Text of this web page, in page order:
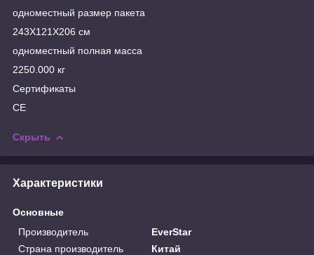
одноместный размер пакета
243X121X206 см
одноместный полная масса
2250.000 кг
Сертификаты
СЕ
Скрыть
Характеристики
Основные
Производитель
EverStar
Страна производитель
Китай